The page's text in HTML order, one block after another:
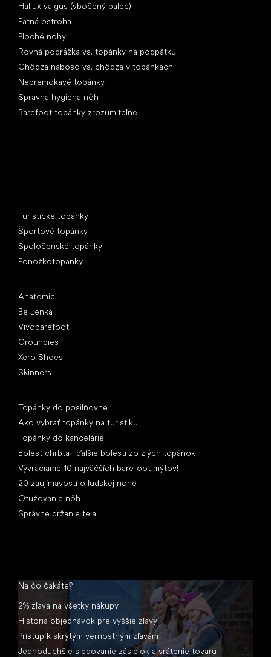
Hallux valgus (vbočený palec)
Pätná ostroha
Ploché nohy
Rovná podrážka vs. topánky na podpätku
Chôdza naboso vs. chôdza v topánkach
Nepremokavé topánky
Správna hygiena nôh
Barefoot topánky zrozumiteľne
Turistické topánky
Športové topánky
Spoločenské topánky
Ponožkotopánky
Anatomic
Be Lenka
Vivobarefoot
Groundies
Xero Shoes
Skinners
Topánky do posilňovne
Ako vybrať topánky na turistiku
Topánky do kancelárie
Bolesť chrbta i ďalšie bolesti zo zlých topánok
Vyvraciame 10 najväčších barefoot mýtov!
20 zaujímavostí o ľudskej nohe
Otužovanie nôh
Správne držanie tela
Na čo čakáte?
2% zľava na všetky nákupy
História objednávok pre vyššie zľavy
Prístup k skrytým vernostným zľavám
Jednoduchšie sledovanie zásielok a vrátenie tovaru